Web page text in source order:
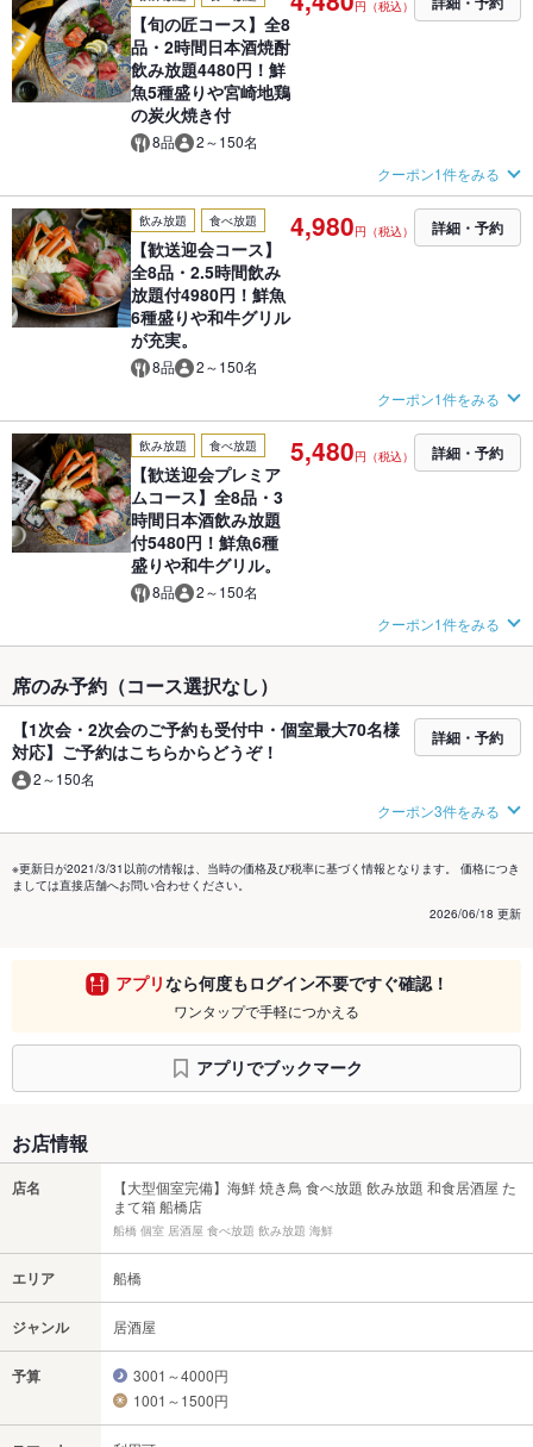
【旬の匠コース】全8
品・2時間日本酒焼酎
飲み放題4480円！鮮
魚5種盛りや宮崎地鶏
の炭火焼き付
8品 2～150名
円（税込）
クーポン1件をみる
飲み放題 食べ放題
【歓送迎会コース】
全8品・2.5時間飲み
放題付4980円！鮮魚
6種盛りや和牛グリル
が充実。
8品 2～150名
4,980円（税込） 詳細・予約
クーポン1件をみる
飲み放題 食べ放題
【歓送迎会プレミア
ムコース】全8品・3
時間日本酒飲み放題
付5480円！鮮魚6種
盛りや和牛グリル。
8品 2～150名
5,480円（税込） 詳細・予約
クーポン1件をみる
席のみ予約（コース選択なし）
【1次会・2次会のご予約も受付中・個室最大70名様
対応】ご予約はこちらからどうぞ！
2～150名
詳細・予約
クーポン3件をみる
※更新日が2021/3/31以前の情報は、当時の価格及び税率に基づく情報となります。 価格につき
ましては直接店舗へお問い合わせください。
2026/06/18 更新
アプリなら何度もログイン不要ですぐ確認！
ワンタップで手軽につかえる
アプリでブックマーク
お店情報
店名
【大型個室完備】海鮮 焼き鳥 食べ放題 飲み放題 和食居酒屋 た
まて箱 船橋店
船橋 個室 居酒屋 食べ放題 飲み放題 海鮮
エリア 船橋
ジャンル 居酒屋
予算
3001～4000円
1001～1500円